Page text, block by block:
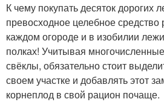
К чему покупать десяток дорогих
превосходное целебное средство
каждом огороде и в изобилии
полках! Учитывая
свёклы, обязательно стоит
своем участке и добавлять этот
корнеплод в свой рацион почаще.